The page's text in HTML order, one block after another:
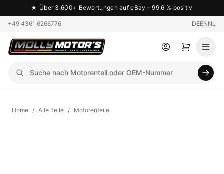
★ Über 3.600+ Bewertungen auf eBay – 99,6 % positiv
+49 4361 6266776 DEENNL
Home / Alle Teile / Motorenteile